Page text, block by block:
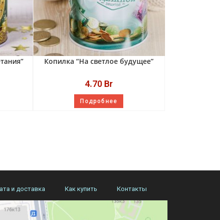
Копилка “На светлое будущее”
4.70 Br
Подробнее
и доставка Как купить Контакты